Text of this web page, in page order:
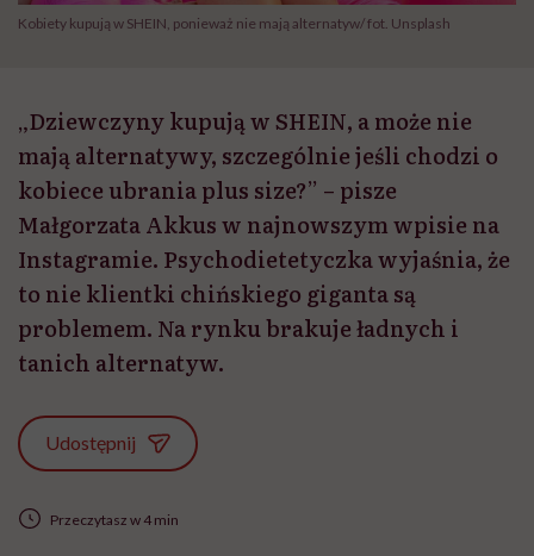
Kobiety kupują w SHEIN, ponieważ nie mają alternatyw/ fot. Unsplash
„Dziewczyny kupują w SHEIN, a może nie
mają alternatywy, szczególnie jeśli chodzi o
kobiece ubrania plus size?” – pisze
Małgorzata Akkus w najnowszym wpisie na
Instagramie. Psychodietetyczka wyjaśnia, że
to nie klientki chińskiego giganta są
problemem. Na rynku brakuje ładnych i
tanich alternatyw.
Udostępnij
Przeczytasz w 4 min